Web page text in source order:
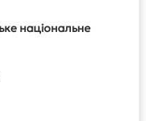
національне